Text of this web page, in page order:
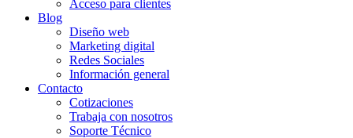
Acceso para clientes
Blog
Diseño web
Marketing digital
Redes Sociales
Información general
Contacto
Cotizaciones
Trabaja con nosotros
Soporte Técnico